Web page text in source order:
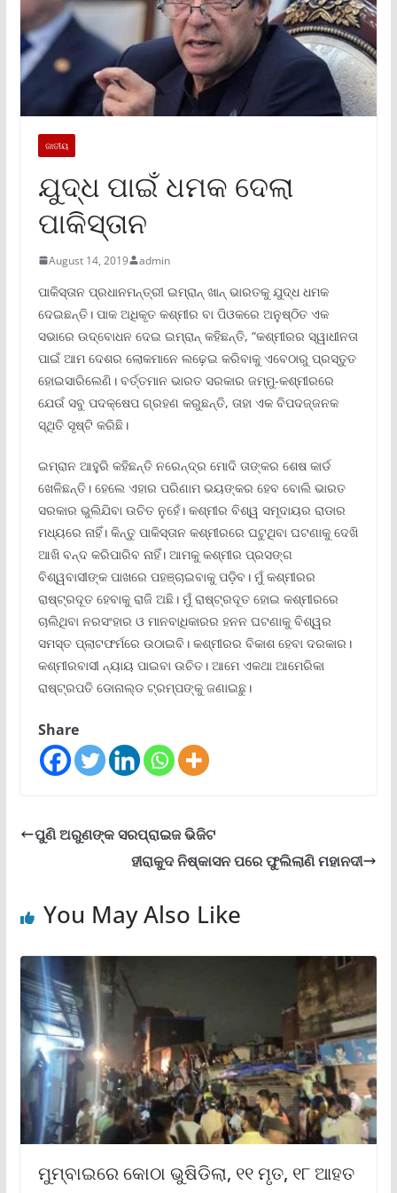
ଜାତୀୟ
ଯୁଦ୍ଧ ପାଇଁ ଧମକ ଦେଲା
ପାକିସ୍ତାନ
August 14, 2019 admin
ପାକିସ୍ତାନ ପ୍ରଧାନମନ୍ତ୍ରୀ ଇମ୍ରାନ୍ ଖାନ୍ ଭାରତକୁ ଯୁଦ୍ଧ ଧମକ
ଦେଇଛନ୍ତି। ପାକ ଅଧିକୃତ କଶ୍ମୀର ବା ପିଓକରେ ଅନୁଷ୍ଠିତ ଏକ
ସଭାରେ ଉଦ୍ବୋଧନ ଦେଇ ଇମ୍ରାନ୍ କହିଛନ୍ତି, “କଶ୍ମୀରର ସ୍ୱାଧୀନତା
ପାଇଁ ଆମ ଦେଶର ଲୋକମାନେ ଲଢ଼େଇ କରିବାକୁ ଏବେଠାରୁ ପ୍ରସ୍ତୁତ
ହୋଇସାରିଲେଣି। ବର୍ତ୍ତମାନ ଭାରତ ସରକାର ଜମ୍ମୁ-କଶ୍ମୀରରେ
ଯେଉଁ ସବୁ ପଦକ୍ଷେପ ଗ୍ରହଣ କରୁଛନ୍ତି, ତାହା ଏକ ବିପଦଜ୍ଜନକ
ସ୍ଥିତି ସୃଷ୍ଟି କରିଛି।
ଇମ୍ରାନ ଆହୁରି କହିଛନ୍ତି ନରେନ୍ଦ୍ର ମୋଦି ତାଙ୍କର ଶେଷ କାର୍ଡ
ଖେଳିଛନ୍ତି। ହେଲେ ଏହାର ପରିଣାମ ଭୟଙ୍କର ହେବ ବୋଲି ଭାରତ
ସରକାର ଭୁଲିଯିବା ଉଚିତ ନୁହେଁ। କଶ୍ମୀର ବିଶ୍ୱ ସମୂଦାୟର ରାଡାର
ମଧ୍ୟରେ ନାହିଁ। କିନ୍ତୁ ପାକିସ୍ତାନ କଶ୍ମୀରରେ ଘଟୁଥିବା ଘଟଣାକୁ ଦେଖି
ଆଖି ବନ୍ଦ କରିପାରିବ ନାହିଁ। ଆମକୁ କଶ୍ମୀର ପ୍ରସଙ୍ଗ
ବିଶ୍ୱବାସୀଙ୍କ ପାଖରେ ପହଞ୍ଚାଇବାକୁ ପଡ଼ିବ। ମୁଁ କଶ୍ମୀରର
ରାଷ୍ଟ୍ରଦୂତ ହେବାକୁ ରାଜି ଅଛି। ମୁଁ ରାଷ୍ଟ୍ରଦୂତ ହୋଇ କଶ୍ମୀରରେ
ଚାଲିଥିବା ନରସଂହାର ଓ ମାନବାଧିକାରର ହନନ ଘଟଣାକୁ ବିଶ୍ୱର
ସମସ୍ତ ପ୍ଲାଟଫର୍ମରେ ଉଠାଇବି। କଶ୍ମୀରର ବିକାଶ ହେବା ଦରକାର।
କଶ୍ମୀରବାସୀ ନ୍ୟାୟ ପାଇବା ଉଚିତ। ଆମେ ଏକଥା ଆମେରିକା
ରାଷ୍ଟ୍ରପତି ଡୋନାଲ୍ଡ ଟ୍ରମ୍ପଙ୍କୁ ଜଣାଇଛୁ।
Share
ପୁଣି ଅରୁଣଙ୍କ ସରପ୍ରାଇଜ ଭିଜିଟ
ହୀରାକୁଦ ନିଷ୍କାସନ ପରେ ଫୁଲିଲାଣି ମହାନଦୀ
You May Also Like
ମୁମ୍ବାଇରେ କୋଠା ଭୁଷିଡିଲା, ୧୧ ମୃତ, ୧୮ ଆହତ